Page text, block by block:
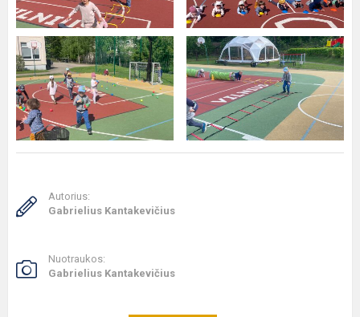
Autorius:
Gabrielius Kantakevičius
Nuotraukos:
Gabrielius Kantakevičius